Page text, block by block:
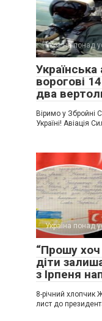
Україна понад
Українська
ворогові
два
Віримо у
Україні! Авіація
Україна понад
“Прошу
діти
з Ірпеня
8-річний хлопчик
лист до